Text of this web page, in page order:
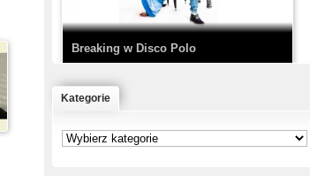
Prod. Chubeats, Scratch:…
Breaking w Disco Polo
Kategorie